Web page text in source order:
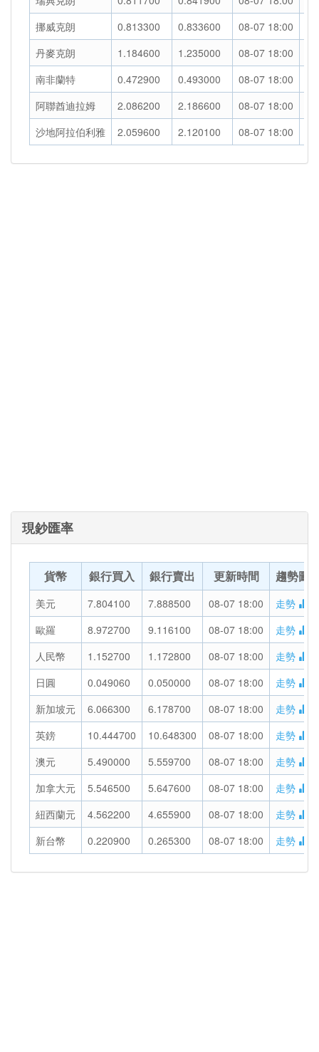
挪威克朗
0.813300 0.833600 08-07 18:00
丹麥克朗
1.184600 1.235000 08-07 18:00
南非蘭特
0.472900 0.493000 08-07 18:00
阿聯酋迪拉姆
2.086200 2.186600 08-07 18:00
沙地阿拉伯利雅
2.059600 2.120100 08-07 18:00
現鈔匯率
貨幣 銀行買入 銀行賣出 更新時間 趨勢圖
美元 7.804100 7.888500 08-07 18:00
走勢
歐羅
8.972700 9.116100 08-07 18:00
走勢
人民幣
1.152700 1.172800 08-07 18:00
走勢
日圓
0.049060 0.050000 08-07 18:00
走勢
新加坡元
6.066300 6.178700 08-07 18:00
走勢
英鎊
10.444700 10.648300 08-07 18:00
走勢
澳元
5.490000 5.559700 08-07 18:00
走勢
加拿大元
5.546500 5.647600 08-07 18:00
走勢
紐西蘭元
4.562200 4.655900 08-07 18:00
走勢
新台幣
0.220900 0.265300 08-07 18:00 走勢